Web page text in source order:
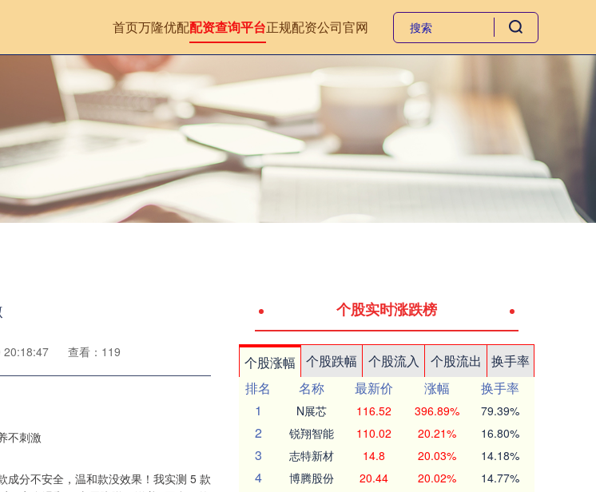
首页万隆优配配资查询平台正规配资公司官网
20:18:47 查看：119
分不安全，温和款没效果！我实测 5 款
个股实时涨跌榜
个股涨幅 个股跌幅 个股流入 个股流出
换手率
排名
名称 最新价 涨幅
换手率
1
N展芯 116.52 396.89% 79.39%
2 锐翔智能 110.02 20.21% 16.80%
3 志特新材 14.8 20.03% 14.18%
4 博腾股份 20.44 20.02% 14.77%